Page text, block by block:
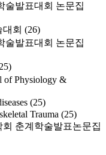
술발표대회 논문집
회 (26)
술발표대회 논문집
of Physiology &
(25)
Trauma (25)
춘계학술발표논문집